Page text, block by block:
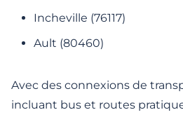
Incheville (76117)
Ault (80460)
Avec des connexions de
incluant bus et routes